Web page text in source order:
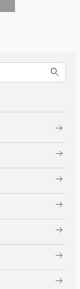
arrow_right_alt
arrow_right_alt
arrow_right_alt
arrow_right_alt
arrow_right_alt
arrow_right_alt
arrow_right_alt